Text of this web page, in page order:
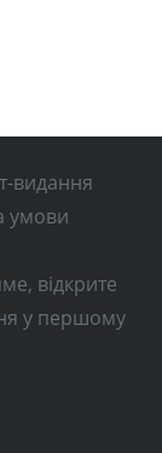
видання
умови
відкрите
у першому